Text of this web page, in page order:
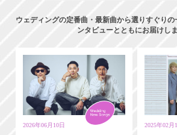
ウェディングの定番曲・最新曲から選りすぐり
ンタビューとともにお届けし
2026年06月10日 2025年02月